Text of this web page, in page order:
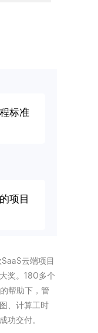
标准
项目
云端项目
奖。180多个
帮助下，管
、计算工时
功交付。